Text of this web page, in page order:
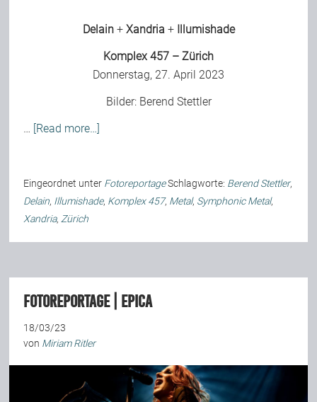
Delain+ Xandria+
Illumishade
Komplex 457 – Zürich
Donnerstag, 27. April 2023
Bilder: Berend Stettler
… [Read more…]
Eingeordnet unter FotoreportageSchlagworte: Berend Stettler,
Delain, Illumishade, Komplex 457, Metal, Symphonic Metal,
Xandria,Zürich
Fotoreportage | Epica
18/03/23
von Miriam Ritler